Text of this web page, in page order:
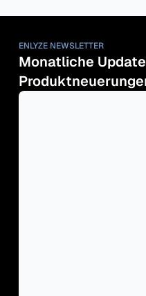
ENLYZE NEWSLETTER
Monatliche